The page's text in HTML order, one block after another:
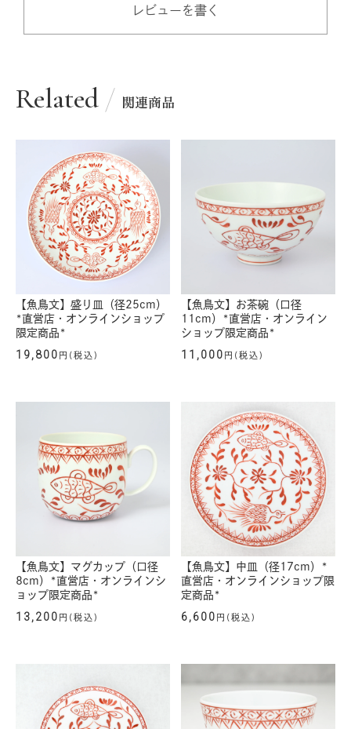
レビューを書く
Related 関連商品
【魚鳥文】盛り皿（径25cm）
*直営店・オンラインショップ
限定商品*
19,800 円(税込)
【魚鳥文】お茶碗（口径
11cm）*直営店・オンライン
ショップ限定商品*
11,000 円(税込)
【魚鳥文】マグカップ（口径
8cm）*直営店・オンラインシ
ョップ限定商品*
13,200 円(税込)
【魚鳥文】中皿（径17cm）*
直営店・オンラインショップ限
定商品*
6,600 円(税込)